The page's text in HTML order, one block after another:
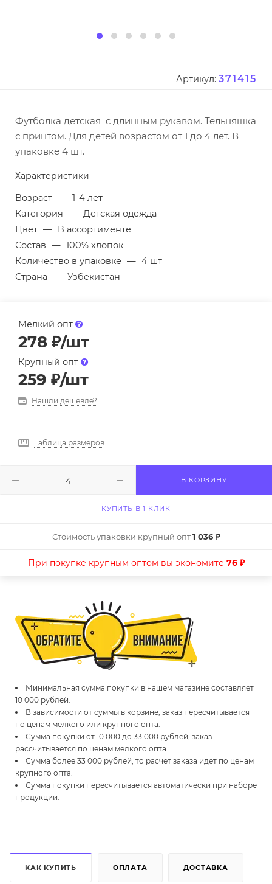
Артикул: 371415
Футболка детская с длинным рукавом. Тельняшка
с принтом. Для детей возрастом от 1 до 4 лет. В
упаковке 4 шт.
Характеристики
Возраст — 1-4 лет
Категория — Детская одежда
Цвет — В ассортименте
Состав — 100% хлопок
Количество в упаковке — 4 шт
Страна — Узбекистан
Мелкий опт
278 ₽/шт
Крупный опт
259 ₽/шт
Нашли дешевле?
Таблица размеров
В КОРЗИНУ
КУПИТЬ В 1 КЛИК
Стоимость упаковки крупный опт1 036 ₽
При покупке крупным оптом вы экономите 76 ₽
Минимальная сумма покупки в нашем магазине составляет
10 000 рублей.
В зависимости от суммы в корзине, заказ пересчитывается
по ценам мелкого или крупного опта.
Сумма покупки от 10 000 до 33 000 рублей, заказ
рассчитывается по ценам мелкого опта.
Сумма более 33 000 рублей, то расчет заказа идет по ценам
крупного опта.
Сумма покупки пересчитывается автоматически при наборе
продукции.
КАК КУПИТЬ ОПЛАТА ДОСТАВКА